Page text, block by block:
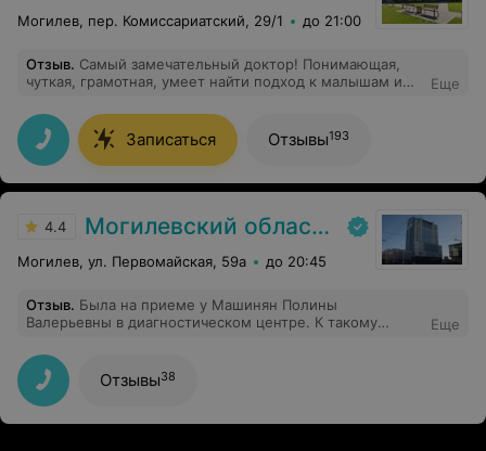
Могилев, пер. Комиссариатский, 29/1 до 21:00
Отзыв. Самый замечательный доктор! Понимающая,
чуткая, грамотная, умеет найти подход к малышам и
Спасибо большое за Вашу работу!
Еще
Записаться Отзывы193
4.4 Могилевский областной лечебно-диагностический центр
Могилев, ул. Первомайская, 59а до 20:45
Отзыв. Была на приеме у Машинян Полины
Валерьевны в диагностическом центре. К такому
доброжелательная, к каждому пациенту находит
подход.
Еще
Отзывы38